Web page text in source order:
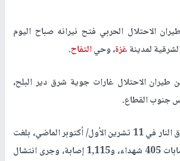
الاحتلال الحربي فتح نيرانه صباح اليوم
لمدينةغزة، وحيالتفاح.
طيران الاحتلال غارات جوية شرق دير البلح،
جنوب القطاع.
ومنذ اتفاق وقف إطلاق النار في 11 تشرين الأول/ أكتوبر الماضي، بلغت
حصيلة الشهداء والإصابات 405 شهداء، و1,115 إصابة، وجرى انتشال